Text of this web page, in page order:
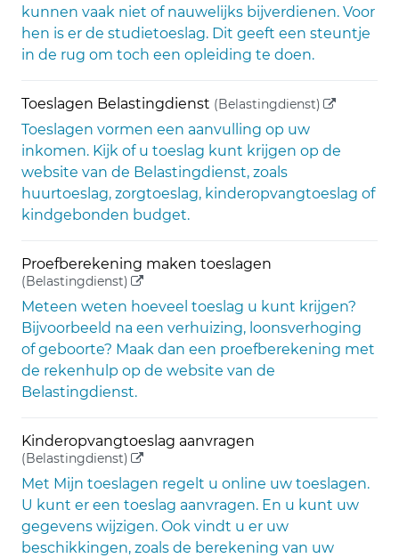
kunnen vaak niet of nauwelijks bijverdienen. Voor
hen is er de studietoeslag. Dit geeft een steuntje
in de rug om toch een opleiding te doen.
Toeslagen Belastingdienst (Belastingdienst) (externe
Toeslagen vormen een aanvulling op uw
inkomen. Kijk of u toeslag kunt krijgen op de
website van de Belastingdienst, zoals
huurtoeslag, zorgtoeslag, kinderopvangtoeslag of
kindgebonden budget.
Proefberekening maken toeslagen
(Belastingdienst) (externe link)
Meteen weten hoeveel toeslag u kunt krijgen?
Bijvoorbeeld na een verhuizing, loonsverhoging
of geboorte? Maak dan een proefberekening met
de rekenhulp op de website van de
Belastingdienst.
Kinderopvangtoeslag aanvragen
(Belastingdienst) (externe link)
Met Mijn toeslagen regelt u online uw toeslagen.
U kunt er een toeslag aanvragen. En u kunt uw
gegevens wijzigen. Ook vindt u er uw
beschikkingen, zoals de berekening van uw